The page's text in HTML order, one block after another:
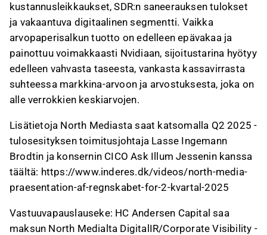
kustannusleikkaukset, SDR:n saneerauksen tulokset
ja vakaantuva digitaalinen segmentti. Vaikka
arvopaperisalkun tuotto on edelleen epävakaa ja
painottuu voimakkaasti Nvidiaan, sijoitustarina hyötyy
edelleen vahvasta taseesta, vankasta kassavirrasta
suhteessa markkina-arvoon ja arvostuksesta, joka on
alle verrokkien keskiarvojen.
Lisätietoja North Mediasta saat katsomalla Q2 2025 -
tulosesityksen toimitusjohtaja Lasse Ingemann
Brodtin ja konsernin CICO Ask Illum Jessenin kanssa
täältä: https://www.inderes.dk/videos/north-media-
praesentation-af-regnskabet-for-2-kvartal-2025
Vastuuvapauslauseke: HC Andersen Capital saa
maksun North Medialta DigitalIR/Corporate Visibility -